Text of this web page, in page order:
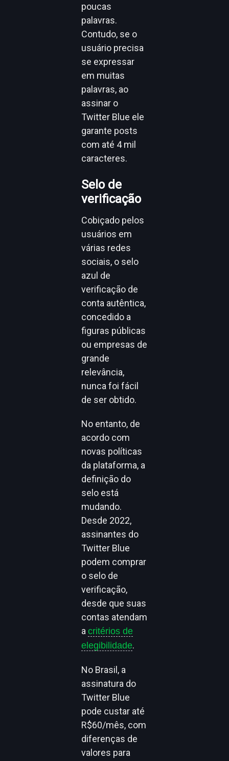
poucas
palavras.
Contudo, se o
usuário precisa
se expressar
em muitas
palavras, ao
assinar o
Twitter Blue ele
garante posts
com até 4 mil
caracteres.
Selo de
verificação
Cobiçado pelos
usuários em
várias redes
sociais, o selo
azul de
verificação de
conta autêntica,
concedido a
figuras públicas
ou empresas de
grande
relevância,
nunca foi fácil
de ser obtido.
No entanto, de
acordo com
novas políticas
da plataforma, a
definição do
selo está
mudando.
Desde 2022,
assinantes do
Twitter Blue
podem comprar
o selo de
verificação,
desde que suas
contas atendam
acritérios de
elegibilidade.
No Brasil, a
assinatura do
Twitter Blue
pode custar até
R$60/mês, com
diferenças de
valores para